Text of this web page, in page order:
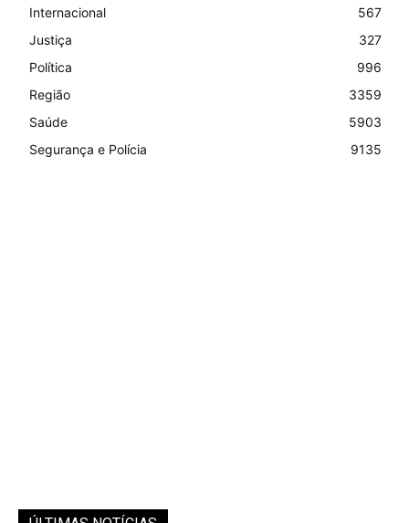
Internacional
567
Justiça
327
Política
996
Região
3359
Saúde
5903
Segurança e Polícia
9135